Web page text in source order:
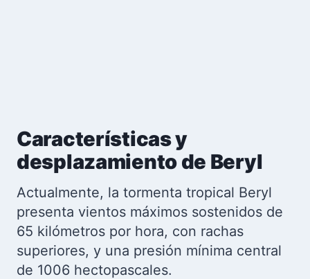
Características y
desplazamiento de Beryl
Actualmente, la tormenta tropical Beryl
presenta vientos máximos sostenidos de
65 kilómetros por hora, con rachas
superiores, y una presión mínima central
de 1006 hectopascales.